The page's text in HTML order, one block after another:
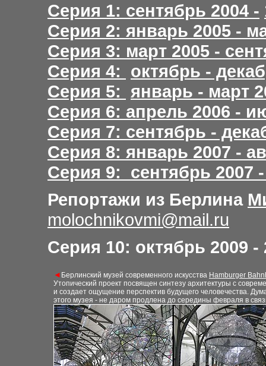
Серия 1: сентябрь 2004 -
Серия 2: январь 2005 -
Серия 3: март 2005 -
Серия 4:
октябрь -
Серия 5:
январь - март
Серия 6: апрель 2006 -
Серия 7: сентябрь -
Серия 8: январь 2007 -
Серия 9: сентябрь 2007
Репортажи из Берлина
molochnikovmi@mail.ru
Серия 10: октябрь 2009 -
◄ Берлинский музей современного искусства Hamburger
Утопический проект посвящен синтезу архитектуры с
и создает ощущение перспектив будущего человечества.
этого музея - не даром продлена до середины февраля в